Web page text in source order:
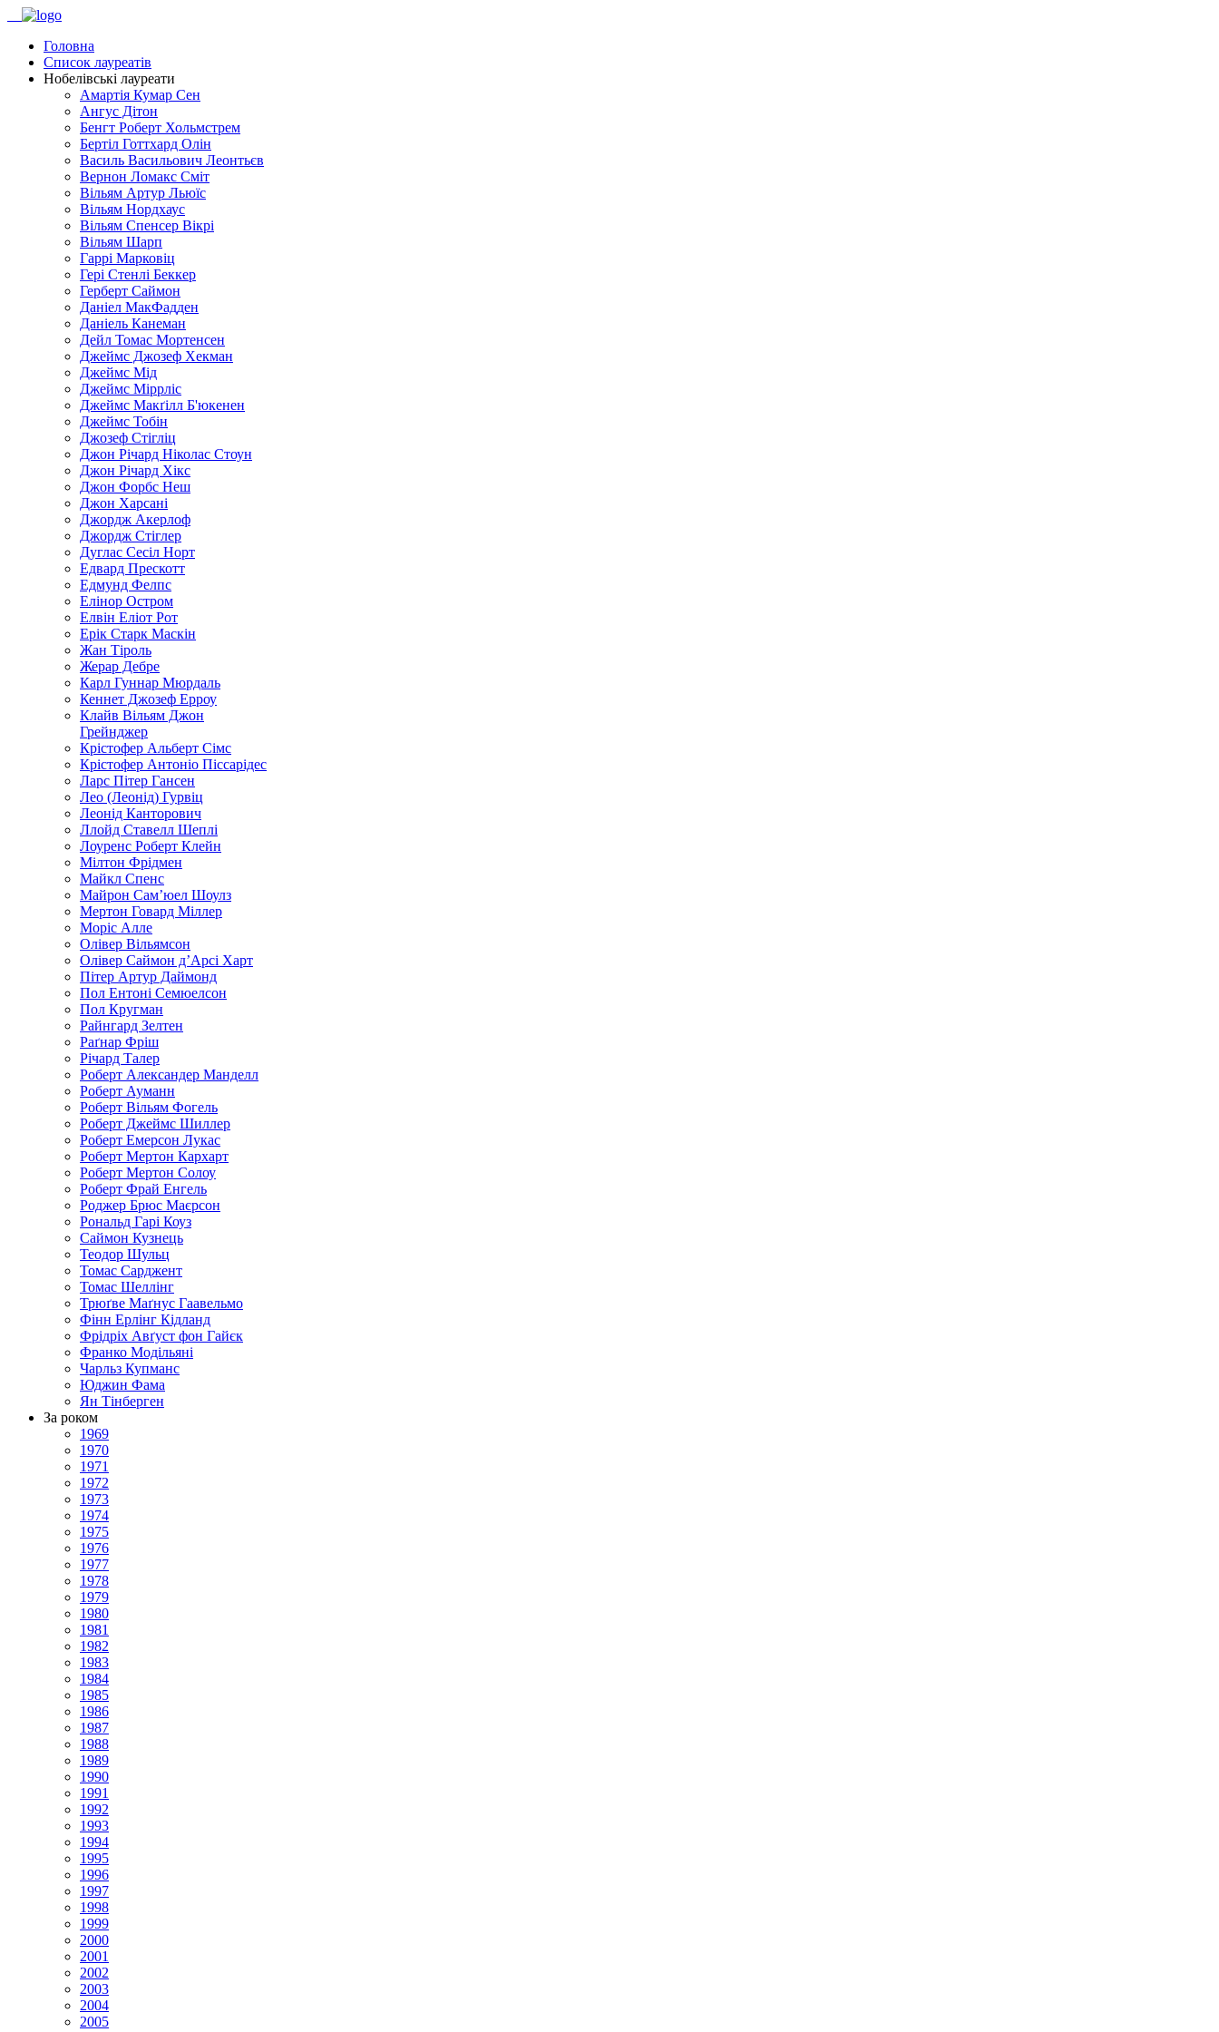
Головна
Список лауреатів
Нобелівські лауреати
Амартія Кумар Сен
Ангус Дітон
Бенгт Роберт Хольмстрем
Бертіл Готтхард Олін
Василь Васильович Леонтьєв
Вернон Ломакс Сміт
Вільям Артур Льюїс
Вільям Нордхаус
Вільям Спенсер Вікрі
Вільям Шарп
Гаррі Марковіц
Гері Стенлі Беккер
Герберт Саймон
Даніел МакФадден
Даніель Канеман
Дейл Томас Мортенсен
Джеймс Джозеф Хекман
Джеймс Мід
Джеймс Міррліс
Джеймс Макґілл Б'юкенен
Джеймс Тобін
Джозеф Стігліц
Джон Річард Ніколас Стоун
Джон Річард Хікс
Джон Форбс Неш
Джон Харсані
Джордж Акерлоф
Джордж Стіглер
Дуглас Сесіл Норт
Едвард Прескотт
Едмунд Фелпс
Елінор Остром
Елвін Еліот Рот
Ерік Старк Маскін
Жан Тіроль
Жерар Дебре
Карл Гуннар Мюрдаль
Кеннет Джозеф Ерроу
Клайв Вільям Джон
Грейнджер
Крістофер Альберт Сімс
Крістофер Антоніо Піссарідес
Ларс Пітер Гансен
Лео (Леонід) Гурвіц
Леонід Канторович
Ллойд Ставелл Шеплі
Лоуренс Роберт Клейн
Мілтон Фрідмен
Майкл Спенс
Майрон Сам’юел Шоулз
Мертон Говард Міллер
Моріс Алле
Олівер Вільямсон
Олівер Саймон д’Арсі Харт
Пітер Артур Даймонд
Пол Ентоні Семюелсон
Пол Кругман
Райнгард Зелтен
Раґнар Фріш
Річард Талер
Роберт Александер Манделл
Роберт Ауманн
Роберт Вільям Фогель
Роберт Джеймс Шиллер
Роберт Емерсон Лукас
Роберт Мертон Кархарт
Роберт Мертон Солоу
Роберт Фрай Енгель
Роджер Брюс Маєрсон
Рональд Гарі Коуз
Саймон Кузнець
Теодор Шульц
Томас Сарджент
Томас Шеллінг
Трюґве Маґнус Гаавельмо
Фінн Ерлінг Кідланд
Фрідріх Авґуст фон Гайєк
Франко Модільяні
Чарльз Купманс
Юджин Фама
Ян Тінберген
За роком
1969
1970
1971
1972
1973
1974
1975
1976
1977
1978
1979
1980
1981
1982
1983
1984
1985
1986
1987
1988
1989
1990
1991
1992
1993
1994
1995
1996
1997
1998
1999
2000
2001
2002
2003
2004
2005